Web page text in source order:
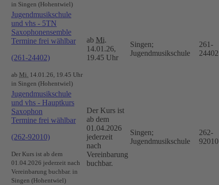
in Singen (Hohentwiel)
Jugendmusikschule
und vhs - 5TN
Saxophonensemble
Termine frei wählbar
(261-24402)
ab Mi. 14.01.26, 19.45 Uhr
in Singen (Hohentwiel)
ab Mi.
14.01.26,
19.45 Uhr
Singen;
Jugendmusikschule
261-
24402
Jugendmusikschule
und vhs - Hauptkurs
Saxophon
Termine frei wählbar
(262-92010)
Der Kurs ist ab dem
01.04.2026 jederzeit nach
Vereinbarung buchbar. in
Singen (Hohentwiel)
Der Kurs ist
ab dem
01.04.2026
jederzeit
nach
Vereinbarung
buchbar.
Singen;
Jugendmusikschule
262-
92010